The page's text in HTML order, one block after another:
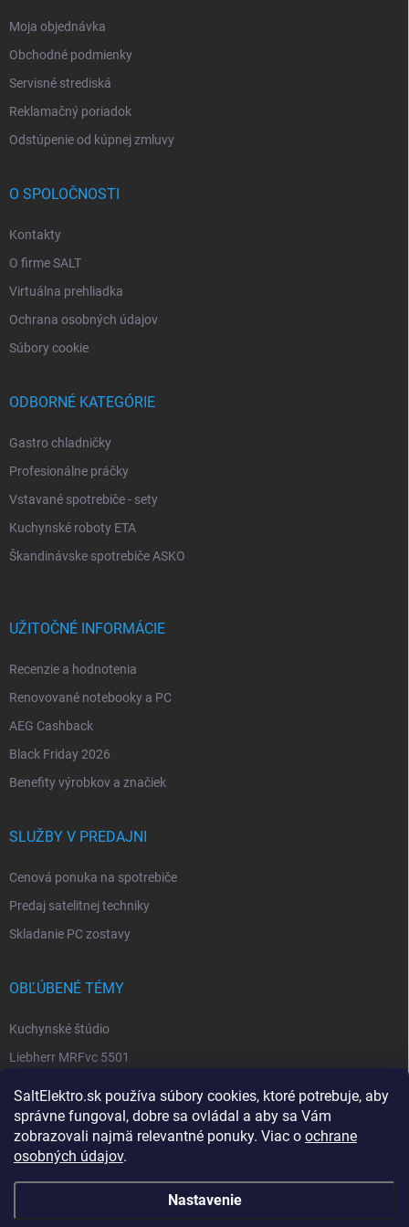
SaltElektro.sk používa súbory cookies, ktoré potrebuje, aby
správne fungoval, dobre sa ovládal a aby sa Vám
zobrazovali najmä relevantné ponuky. Viac o ochrane
osobných údajov.
Nastavenie
Moja objednávka
Obchodné podmienky
Servisné strediská
Reklamačný poriadok
Odstúpenie od kúpnej zmluvy
O SPOLOČNOSTI
Kontakty
O firme SALT
Virtuálna prehliadka
Ochrana osobných údajov
Súbory cookie
ODBORNÉ KATEGÓRIE
Gastro chladničky
Profesionálne práčky
Vstavané spotrebiče - sety
Kuchynské roboty ETA
Škandinávske spotrebiče ASKO
UŽITOČNÉ INFORMÁCIE
Recenzie a hodnotenia
Renovované notebooky a PC
AEG Cashback
Black Friday 2026
Benefity výrobkov a značiek
SLUŽBY V PREDAJNI
Cenová ponuka na spotrebiče
Predaj satelitnej techniky
Skladanie PC zostavy
OBĽÚBENÉ TÉMY
Kuchynské štúdio
Liebherr MRFvc 5501
Spotrebiče Miele
Biela technika